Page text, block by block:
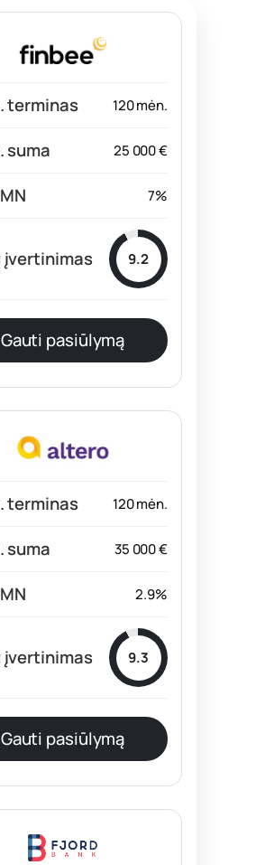
120 mėn.
25 000 €
7%
9.2
Gauti pasiūlymą
120 mėn.
35 000 €
2.9%
9.3
Gauti pasiūlymą